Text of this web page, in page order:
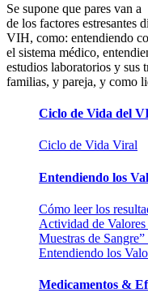
Se supone que pares van
de los factores estresantes
VIH, como: entendiendo
el sistema médico,
estudios laboratorios y sus
familias, y pareja, y como
Ciclo de Vida del
Ciclo de Vida Viral
Entendiendo los
Cómo leer los
Actividad de
Muestras de
Entendiendo los
Medicamentos &